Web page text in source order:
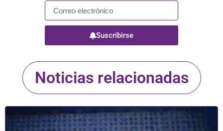
Suscribirse
Noticias relacionadas